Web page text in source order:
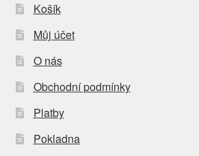
Košík
Můj účet
O nás
Obchodní podmínky
Platby
Pokladna